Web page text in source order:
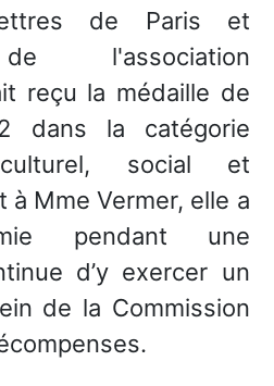
de Paris et
l'association
reçu la médaille de
dans la catégorie
culturel, social et
à Mme Vermer, elle a
pendant une
d’y exercer un
de la Commission